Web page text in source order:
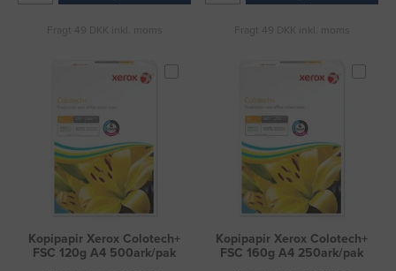
Fragt 49 DKK inkl. moms Fragt 49 DKK inkl. moms
Kopipapir Xerox Colotech+
FSC 120g A4 500ark/pak
Kopipapir Xerox Colotech+
FSC 160g A4 250ark/pak